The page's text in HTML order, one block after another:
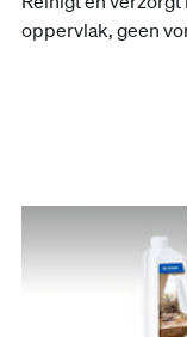
oppervlak, geen